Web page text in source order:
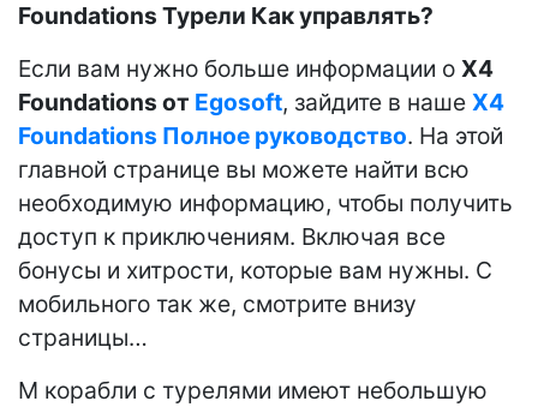
Foundations Турели Как управлять?
Если вам нужно больше информации о X4
Foundations от Egosoft, зайдите в наше X4
Foundations Полное руководство. На этой
главной странице вы можете найти всю
необходимую информацию, чтобы получить
доступ к приключениям. Включая все
бонусы и хитрости, которые вам нужны. С
мобильного так же, смотрите внизу
страницы…
M корабли с турелями имеют небольшую